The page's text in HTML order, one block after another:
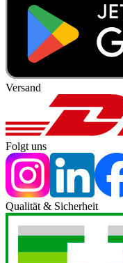
Versand
Folgt uns
Qualität & Sicherheit